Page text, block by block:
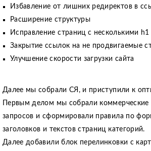
Избавление от лишних редиректов в
Расширение структуры
Исправление страниц с несколькими h1
Закрытие ссылок на не продвигаемые
Улучшение скорости загрузки сайта
Далее мы собрали СЯ, и приступили к
Первым делом мы собрали коммерческие
запросов и сформировали правила по
заголовков и текстов страниц категорий.
Далее добавили блок перелинковки с